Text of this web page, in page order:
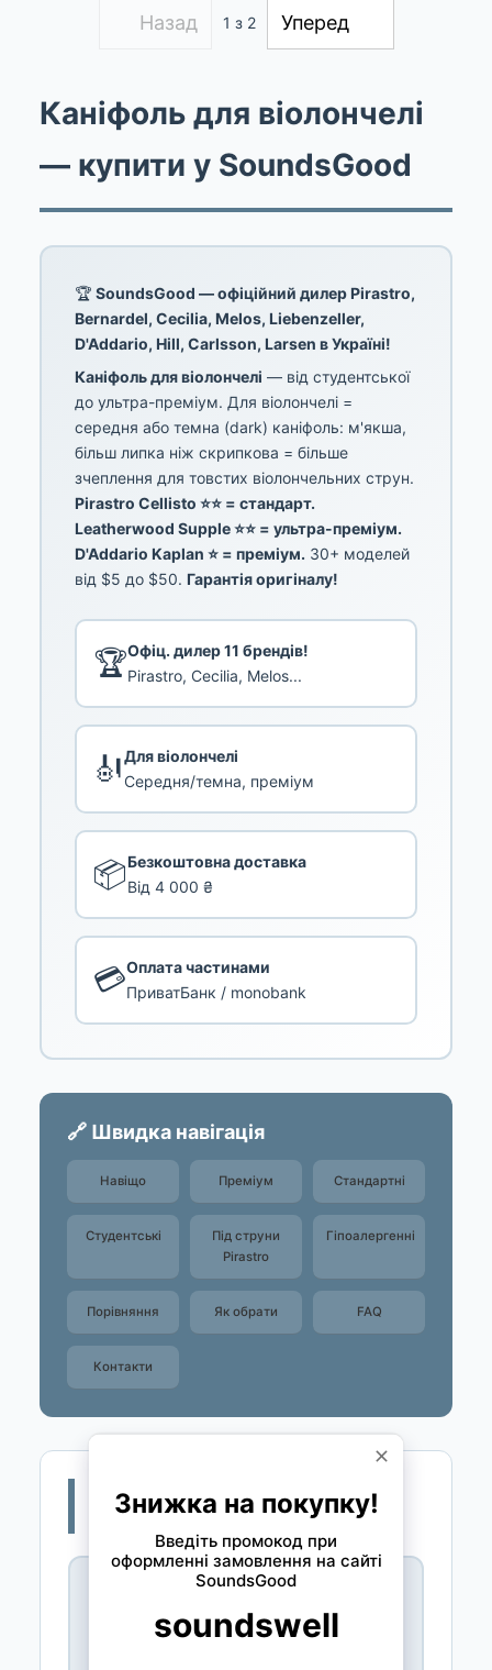
Назад 1 з 2 Уперед
Каніфоль для віолончелі
— купити у SoundsGood
🏆 SoundsGood — офіційний дилер Pirastro,
Bernardel, Cecilia, Melos, Liebenzeller,
D'Addario, Hill, Carlsson, Larsen в Україні!
Каніфоль для віолончелі — від студентської
до ультра-преміум. Для віолончелі =
середня або темна (dark) каніфоль: м'якша,
більш липка ніж скрипкова = більше
зчеплення для товстих віолончельних струн.
Pirastro Cellisto ⭐⭐ = стандарт.
Leatherwood Supple ⭐⭐ = ультра-преміум.
D'Addario Kaplan ⭐ = преміум. 30+ моделей
від $5 до $50. Гарантія оригіналу!
🏆Офіц. дилер 11 брендів!
Pirastro, Cecilia, Melos...
🎻Для віолончелі
Середня/темна, преміум
📦Безкоштовна доставка
Від 4 000 ₴
💳Оплата частинами
ПриватБанк / monobank
🔗 Швидка навігація
Навіщо Преміум Стандартні
Студентські
Під струни
Pirastro
Гіпоалергенні
Порівняння Як обрати FAQ
Контакти
🎻 Навіщо каніфоль
віолончелісту
Каніфоль = тверда смола з соснової